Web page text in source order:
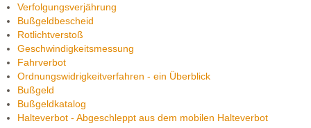
Verfolgungsverjährung
Bußgeldbescheid
Rotlichtverstoß
Geschwindigkeitsmessung
Fahrverbot
Ordnungswidrigkeitverfahren - ein Überblick
Bußgeld
Bußgeldkatalog
Halteverbot - Abgeschleppt aus dem mobilen Halteverbot